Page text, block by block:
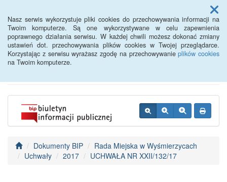
Nasz serwis wykorzystuje pliki cookies do przechowywania informacji na
Twoim komputerze. Są one wykorzystywane w celu zapewnienia
poprawnego działania serwisu. W każdej chwili możesz dokonać zmiany
ustawień dot. przechowywania plików cookies w Twojej przeglądarce.
Korzystając z serwisu wyrażasz zgodę na przechowywanieplików cookies
na Twoim komputerze.
Menu
BIP - Urząd Miejski
Wyśmierzyce
Dokumenty BIP
Rada Miejska w Wyśmierzycach
Uchwały
2017 UCHWAŁA NR XXII/132/17